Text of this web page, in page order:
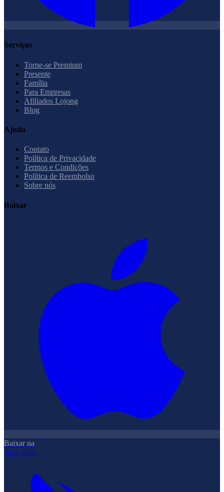
Serviços
Torne-se Premium
Presente
Família
Para Empresas
Afiliados Lojong
Blog
Ajuda
Contato
Política de Privacidade
Termos e Condições
Política de Reembolso
Sobre nós
Baixar
Baixar na
App Store